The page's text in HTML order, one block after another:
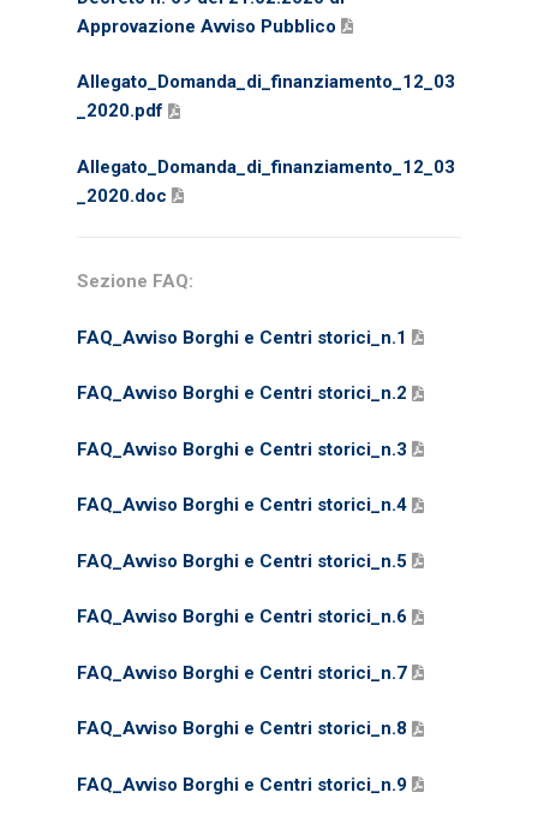
Approvazione Avviso Pubblico
Allegato_Domanda_di_finanziamento_12_03
_2020.pdf
Allegato_Domanda_di_finanziamento_12_03
_2020.doc
Sezione FAQ:
FAQ_Avviso Borghi e Centri storici_n.1
FAQ_Avviso Borghi e Centri storici_n.2
FAQ_Avviso Borghi e Centri storici_n.3
FAQ_Avviso Borghi e Centri storici_n.4
FAQ_Avviso Borghi e Centri storici_n.5
FAQ_Avviso Borghi e Centri storici_n.6
FAQ_Avviso Borghi e Centri storici_n.7
FAQ_Avviso Borghi e Centri storici_n.8
FAQ_Avviso Borghi e Centri storici_n.9